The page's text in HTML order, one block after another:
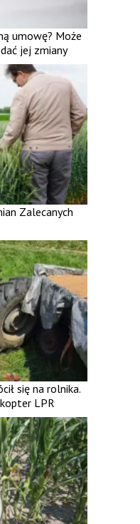
umowę? Może
jej zmiany
Zalecanych
się na rolnika.
LPR